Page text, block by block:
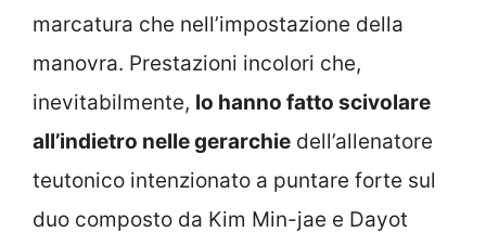
marcatura che nell’impostazione della
manovra. Prestazioni incolori che,
inevitabilmente, lo hanno fatto scivolare
all’indietro nelle gerarchie dell’allenatore
teutonico intenzionato a puntare forte sul
duo composto da Kim Min-jae e Dayot